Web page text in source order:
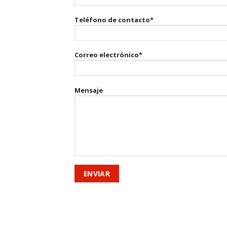
Teléfono de contacto*
Correo electrónico*
Mensaje